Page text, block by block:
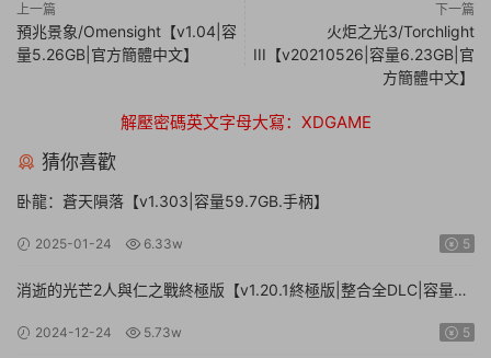
上一篇
預兆景象/Omensight【v1.04|容
量5.26GB|官方簡體中文】
下一篇
火炬之光3/Torchlight
III【v20210526|容量6.23GB|官
方簡體中文】
解壓密碼英文字母大寫：XDGAME
猜你喜歡
卧龍：蒼天隕落【v1.303|容量59.7GB.手柄】
2025-01-24 6.33w 5
消逝的光芒2人與仁之戰終極版【v1.20.1終極版|整合全DLC|容量
2024-12-24 5.73w 5